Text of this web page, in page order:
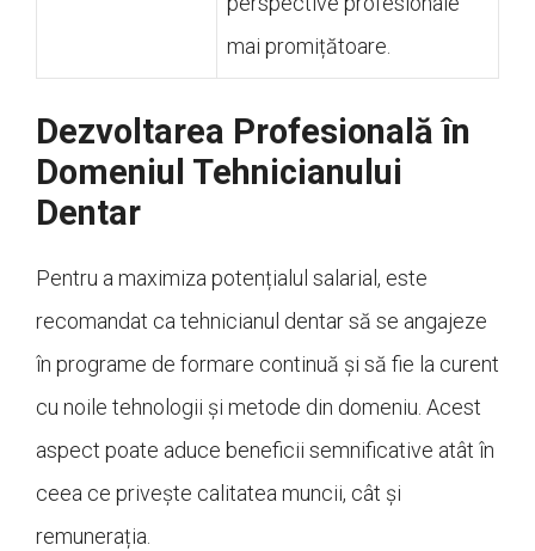
mai promițătoare.
Dezvoltarea Profesională în
Domeniul Tehnicianului
Dentar
Pentru a maximiza potențialul salarial, este
recomandat ca tehnicianul dentar să se angajeze
în programe de formare continuă și să fie la curent
cu noile tehnologii și metode din domeniu. Acest
aspect poate aduce beneficii semnificative atât în
ceea ce privește calitatea muncii, cât și
remunerația.